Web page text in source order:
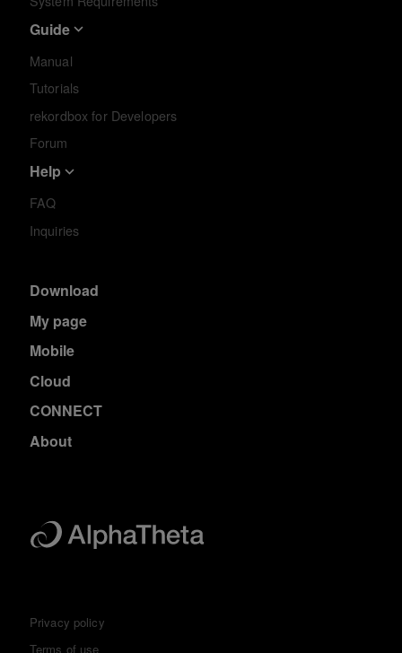
Guide
Manual
Tutorials
rekordbox for Developers
Forum
Help
FAQ
Inquiries
Download
My page
Mobile
Cloud
CONNECT
About
Privacy policy
Terms of use